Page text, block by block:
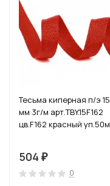
Тесьма киперная п/э 15
мм 3г/м арт.TBY.15F162
цв.F162 красный уп.50м
504 ₽
0